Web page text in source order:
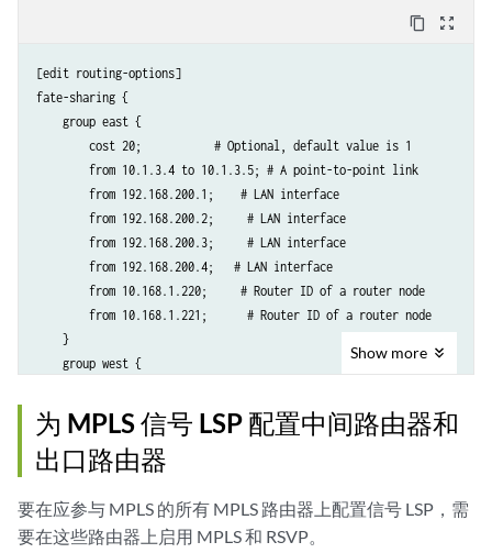
content_copy zoom_out_map
[edit routing-options]
fate-sharing {
    group east {
        cost 20;           # Optional, default value is 1
        from 10.1.3.4 to 10.1.3.5; # A point-to-point link
        from 192.168.200.1;    # LAN interface
        from 192.168.200.2;     # LAN interface
        from 192.168.200.3;     # LAN interface
        from 192.168.200.4;   # LAN interface
        from 10.168.1.220;     # Router ID of a router node
        from 10.168.1.221;      # Router ID of a router node
    }
    group west {
    }
Show more
为 MPLS 信号 LSP 配置中间路由器和
出口路由器
要在应参与 MPLS 的所有 MPLS 路由器上配置信号 LSP，需
要在这些路由器上启用 MPLS 和 RSVP。